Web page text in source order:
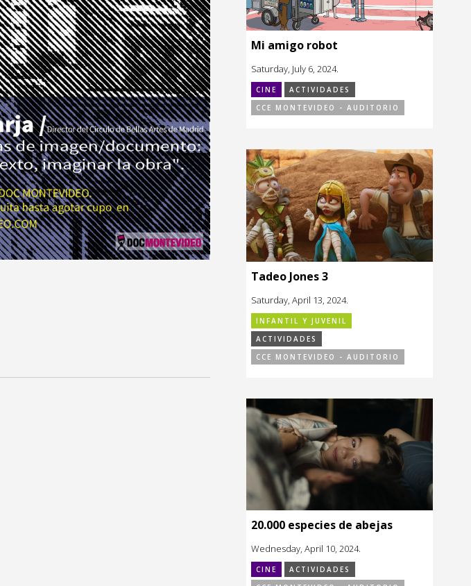
Mi amigo robot
Saturday, July 6, 2024.
CINE
ACTIVIDADES
CCE MONTEVIDEO - AUDITORIO
Tadeo Jones 3
Saturday, April 13, 2024.
INFANTIL Y JUVENIL
ACTIVIDADES
CCE MONTEVIDEO - AUDITORIO
20.000 especies de abejas
Wednesday, April 10, 2024.
CINE
ACTIVIDADES